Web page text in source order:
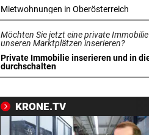
SCHWERE VERLETZUNGEN
Junger Wanderer rutschte
Abstieg 50 Meter ab
KEINE TICKETS NÖTIG
„Krone“-Fest 2026!
FOLGEN DER HITZE vor 6
Mietwohnungen in Oberösterreich
Möchten Sie jetzt eine private
unseren Marktplätzen inserieren?
Private Immobilie inserieren und in
durchschalten
in neuem Tab öffnen
KRONE.TV